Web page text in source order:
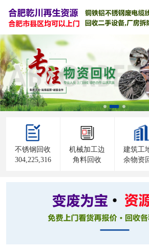
不锈钢回收
304,225,316
机械加工边
角料回收
建筑工
余物资